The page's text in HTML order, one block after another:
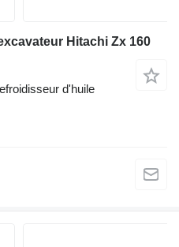
Hitachi Zx 160
d'huile